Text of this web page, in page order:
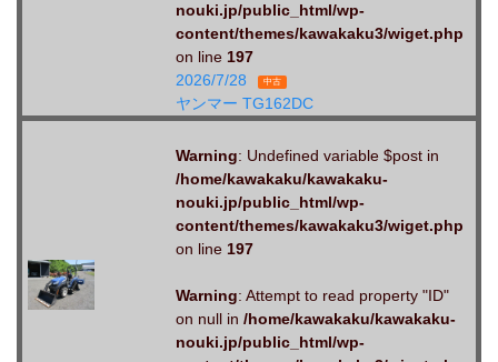
nouki.jp/public_html/wp-
content/themes/kawakaku3/wiget.php
on line 197
2026/7/28
中古
ヤンマー TG162DC
Warning: Undefined variable $post in
/home/kawakaku/kawakaku-
nouki.jp/public_html/wp-
content/themes/kawakaku3/wiget.php
on line 197
Warning: Attempt to read property "ID"
on null in /home/kawakaku/kawakaku-
nouki.jp/public_html/wp-